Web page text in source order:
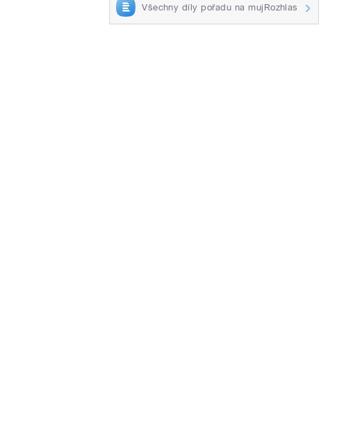
Všechny díly pořadu na mujRozhlas